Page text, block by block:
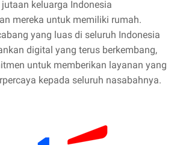
keluarga Indonesia
mereka untuk memiliki rumah.
yang luas di seluruh Indonesia
digital yang terus berkembang,
untuk memberikan layanan yang
kepada seluruh nasabahnya.